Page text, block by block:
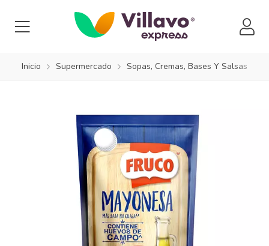
Inicio Supermercado Sopas, Cremas, Bases Y Salsas